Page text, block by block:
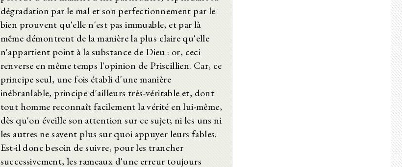
dégradation par le mal et son perfectionnement par le
bien prouvent qu'elle n'est pas immuable, et par là
même démontrent de la manière la plus claire qu'elle
n'appartient point à la substance de Dieu : or, ceci
renverse en même temps l'opinion de Priscillien. Car, ce
principe seul, une fois établi d'une manière
inébranlable, principe d'ailleurs très-véritable et, dont
tout homme reconnaît facilement la vérité en lui-même,
dès qu'on éveille son attention sur ce sujet; ni les uns ni
les autres ne savent plus sur quoi appuyer leurs fables.
Est-il donc besoin de suivre, pour les trancher
successivement, les rameaux d'une erreur toujours